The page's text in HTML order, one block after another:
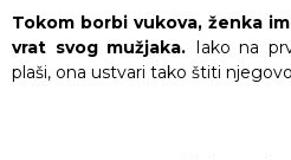
Tokom borbi vukova, ženka
vrat svog mužjaka. Iako na
plaši, ona ustvari tako štiti